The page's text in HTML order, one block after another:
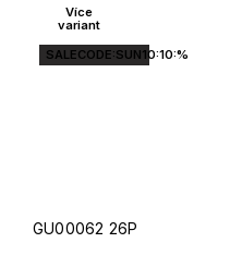
Více
variant
SALECODE:SUN10:10:%
GU00062 26P